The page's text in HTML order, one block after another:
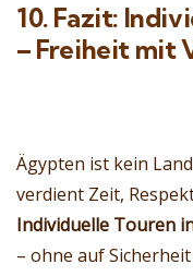
10. Fazit:
– Freiheit mit
Ägypten ist kein
verdient Zeit,
Individuelle Touren
– ohne auf